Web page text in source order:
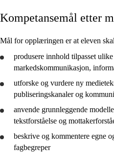
Kjerneelementer
Tverrfaglige temaer
Grunnleggende ferdigheter
Mediesamfunnet 1
Mediesamfunnet 3
Kompetansemål etter
Mål for opplæringen er at eleven
produsere innhold tilpasset
markedskommunikasjon,
utforske og vurdere ny
publiseringskanaler og
anvende grunnleggende
tekstforståelse og
beskrive og kommentere egne
fagbegreper